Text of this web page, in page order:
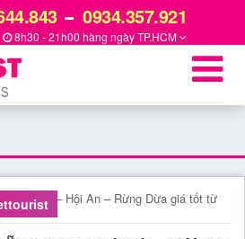
0934.357.921
8h30 - 21h00 hàng ngàyTP.HCM